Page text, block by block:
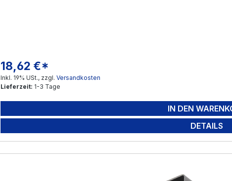
Regulärer Preis:
18,62 €*
Inkl. 19% USt., zzgl. Versandkosten
Lieferzeit: 1-3 Tage
IN DEN
DETAILS